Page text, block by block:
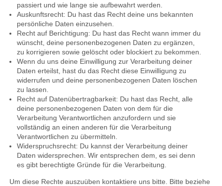
passiert und wie lange sie aufbewahrt werden.
Auskunftsrecht: Du hast das Recht deine uns bekannten
persönliche Daten einzusehen.
Recht auf Berichtigung: Du hast das Recht wann immer du
wünscht, deine personenbezogenen Daten zu ergänzen,
zu korrigieren sowie gelöscht oder blockiert zu bekommen.
Wenn du uns deine Einwilligung zur Verarbeitung deiner
Daten erteilst, hast du das Recht diese Einwilligung zu
widerrufen und deine personenbezogenen Daten löschen
zu lassen.
Recht auf Datenübertragbarkeit: Du hast das Recht, alle
deine personenbezogenen Daten von dem für die
Verarbeitung Verantwortlichen anzufordern und sie
vollständig an einen anderen für die Verarbeitung
Verantwortlichen zu übermitteln.
Widerspruchsrecht: Du kannst der Verarbeitung deiner
Daten widersprechen. Wir entsprechen dem, es sei denn
es gibt berechtigte Gründe für die Verarbeitung.
Um diese Rechte auszuüben kontaktiere uns bitte. Bitte beziehe